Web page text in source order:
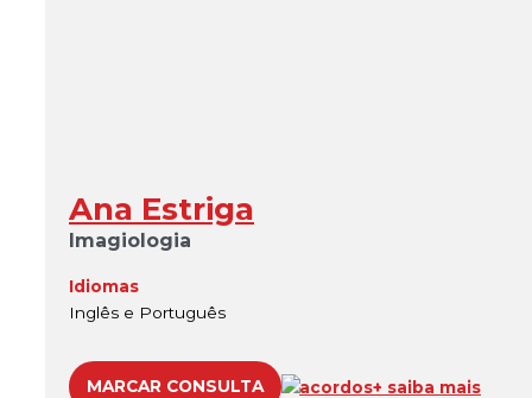
Ana Estriga
Imagiologia
Idiomas
Inglês e Português
MARCAR CONSULTA acordos+ saiba mais